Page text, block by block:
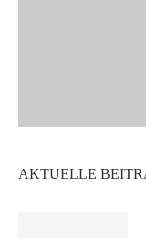
AKTUELLE